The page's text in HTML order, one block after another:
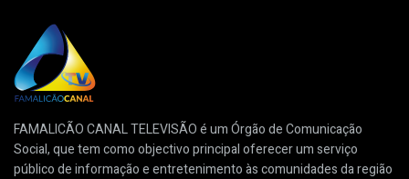
FAMALICÃO CANAL TELEVISÃO é um Órgão de Comunicação
Social, que tem como objectivo principal oferecer um serviço
público de informação e entretenimento às comunidades da região